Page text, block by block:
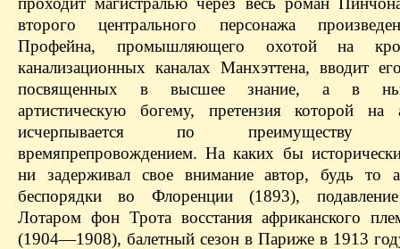
второго центрального персонажа
Профейна, промышляющего охотой на
канализационных каналах Манхэттена, вводит
посвященных в высшее знание, а в
артистическую богему, претензия которой на
исчерпывается по преимуществу
времяпрепровождением. На каких бы
ни задерживал свое внимание автор, будь то
беспорядки во Флоренции (1893),
Лотаром фон Трота восстания африканского
(1904—1908), балетный сезон в Париже в 1913